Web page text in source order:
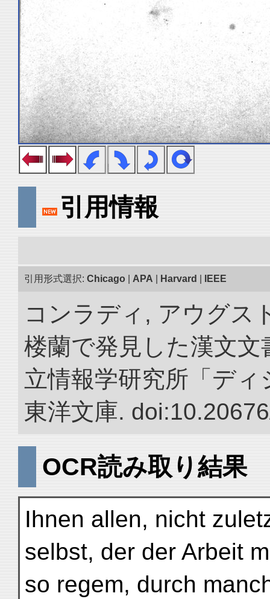
引用情報
引用形式選択: Chicago APA Harvard IEEE
コンラディ, アウグス
楼蘭で発見した漢文文
立情報学研究所「デ
東洋文庫.
OCR読み取り結果
Ihnen allen, nicht
selbst, der der Arbeit
so regem, durch